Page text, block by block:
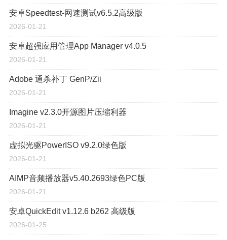
安卓Speedtest-网速测试v6.5.2高级版
2026-01-21
安卓超强应用管理App Manager v4.0.5
2026-01-21
Adobe 通杀补丁 GenP/Zii
2026-01-21
Imagine v2.3.0开源图片压缩利器
2026-01-21
虚拟光驱PowerISO v9.2.0绿色版
2026-01-21
AIMP音频播放器v5.40.2693绿色PC版
2026-01-21
安卓QuickEdit v1.12.6 b262 高级版
2026-01-25